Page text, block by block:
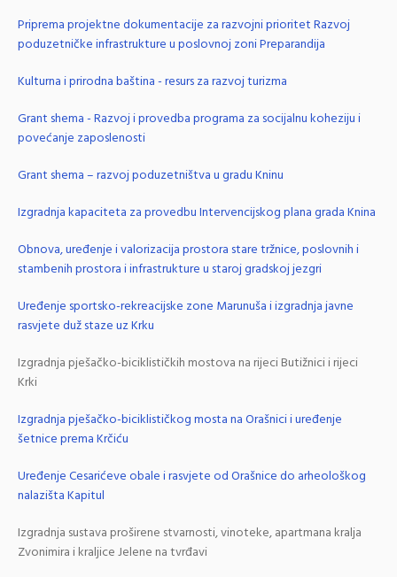
Priprema projektne dokumentacije za razvojni prioritet Razvoj
poduzetničke infrastrukture u poslovnoj zoni Preparandija
Kulturna i prirodna baština - resurs za razvoj turizma
Grant shema - Razvoj i provedba programa za socijalnu koheziju i
povećanje zaposlenosti
Grant shema – razvoj poduzetništva u gradu Kninu
Izgradnja kapaciteta za provedbu Intervencijskog plana grada Knina
Obnova, uređenje i valorizacija prostora stare tržnice, poslovnih i
stambenih prostora i infrastrukture u staroj gradskoj jezgri
Uređenje sportsko-rekreacijske zone Marunuša i izgradnja javne
rasvjete duž staze uz Krku
Izgradnja pješačko-biciklističkih mostova na rijeci Butižnici i rijeci
Krki
Izgradnja pješačko-biciklističkog mosta na Orašnici i uređenje
šetnice prema Krčiću
Uređenje Cesarićeve obale i rasvjete od Orašnice do arheološkog
nalazišta Kapitul
Izgradnja sustava proširene stvarnosti, vinoteke, apartmana kralja
Zvonimira i kraljice Jelene na tvrđavi